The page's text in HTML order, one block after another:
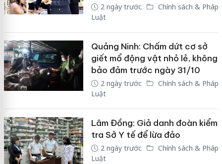
2 ngày trước
Chính sách & Pháp
Luật
Quảng Ninh: Chấm dứt cơ sở
giết mổ động vật nhỏ lẻ, không
bảo đảm trước ngày 31/10
2 ngày trước
Chính sách & Pháp
Luật
Lâm Đồng: Giả danh đoàn kiểm
tra Sở Y tế để lừa đảo
2 ngày trước
Chính sách & Pháp
Luật